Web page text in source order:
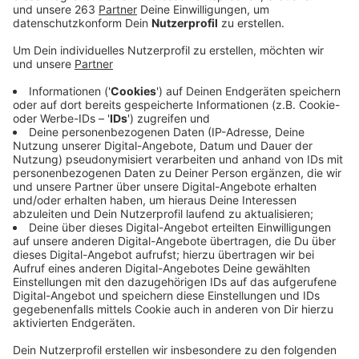
Bei einer bundesweiten Kontrolle im Hotel- und
Gastrogewerbe hat der Zoll auch Siegener Betriebe
unter die Lupe genommen. Dabei ging es vor allem um
Schwarzarbeit. Das Hauptzollamt Dortmund, zu
dessen Kontrollbereich auch unser Kreis gehört, war
mit insgesamt 81 Beschäftigten im Einsatz. In Siegen
wurden mehr als 20 Personen zu ihren
Arbeitsverhältnissen befragt und Geschäftsunterlagen
von zwei Unternehmen geprüft. Dabei wurden die
Fahnder fündig: Bei einem Unternehmen wird offenbar
kein Mindestlohn gezahlt. Außerdem ergab sich in
einem Fall der Verdacht, dass Ausländer ohne
Arbeitserlaubnis beschäftigt und Beiträge zur
Sozialversicherung nicht gezahlt werden. Der Zoll wird